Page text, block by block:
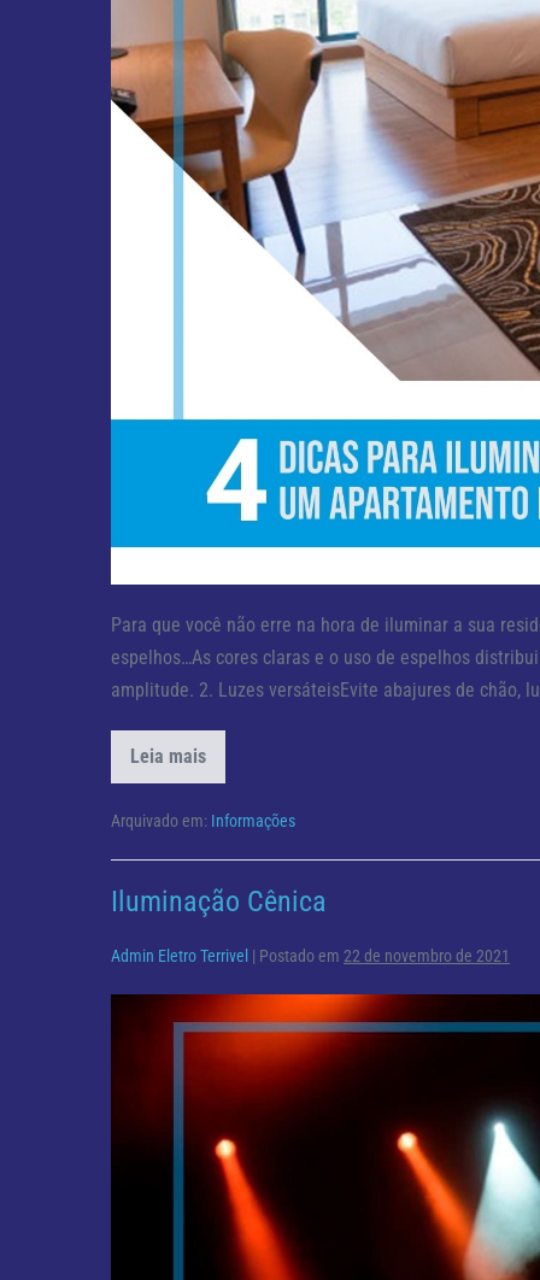
Para que você não erre na hora de iluminar a sua
espelhos…As cores claras e o uso de espelhos
amplitude. 2. Luzes versáteisEvite abajures de chão,
Leia mais
Como
Iluminar
Apartamento
Arquivado em: Informações
Iluminação Cênica
Admin Eletro Terrivel | Postado em 22 de novembro de 2021